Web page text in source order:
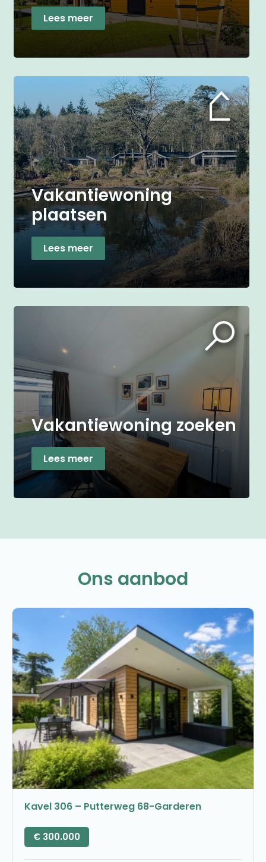
Lees meer
Vakantiewoning
plaatsen
Lees meer
Vakantiewoning zoeken
Lees meer
Ons aanbod
Kavel 306 – Putterweg 68-Garderen
€ 300.000